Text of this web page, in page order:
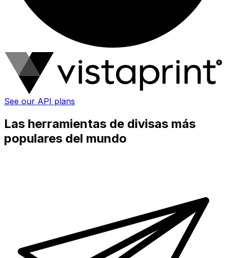
See our API plans
Las herramientas de divisas más
populares del mundo